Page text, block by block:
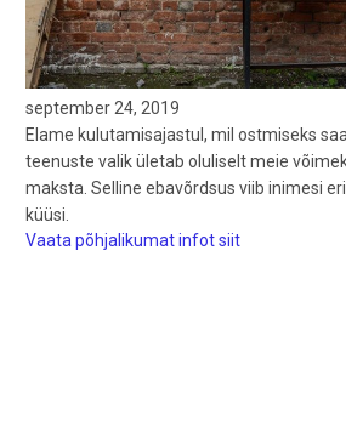
september 24, 2019
Elame kulutamisajastul, mil ostmiseks
teenuste valik ületab oluliselt meie
maksta. Selline ebavõrdsus viib inimesi
küüsi.
Vaata põhjalikumat infot siit